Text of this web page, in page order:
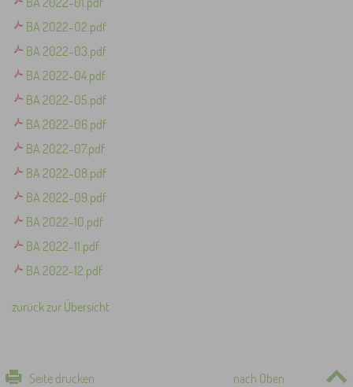
BA 2022-02.pdf
BA 2022-03.pdf
BA 2022-04.pdf
BA 2022-05.pdf
BA 2022-06.pdf
BA 2022-07.pdf
BA 2022-08.pdf
BA 2022-09.pdf
BA 2022-10.pdf
BA 2022-11.pdf
BA 2022-12.pdf
zurück zur Übersicht
Seite drucken nach Oben